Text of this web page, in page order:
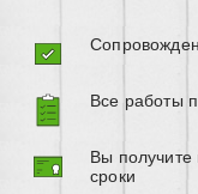
Все работы
Вы получите
сроки